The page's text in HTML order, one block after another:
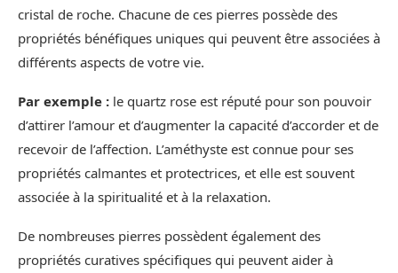
cristal de roche. Chacune de ces pierres possède des
propriétés bénéfiques uniques qui peuvent être associées à
différents aspects de votre vie.
Par exemple : le quartz rose est réputé pour son pouvoir
d’attirer l’amour et d’augmenter la capacité d’accorder et de
recevoir de l’affection. L’améthyste est connue pour ses
propriétés calmantes et protectrices, et elle est souvent
associée à la spiritualité et à la relaxation.
De nombreuses pierres possèdent également des
propriétés curatives spécifiques qui peuvent aider à